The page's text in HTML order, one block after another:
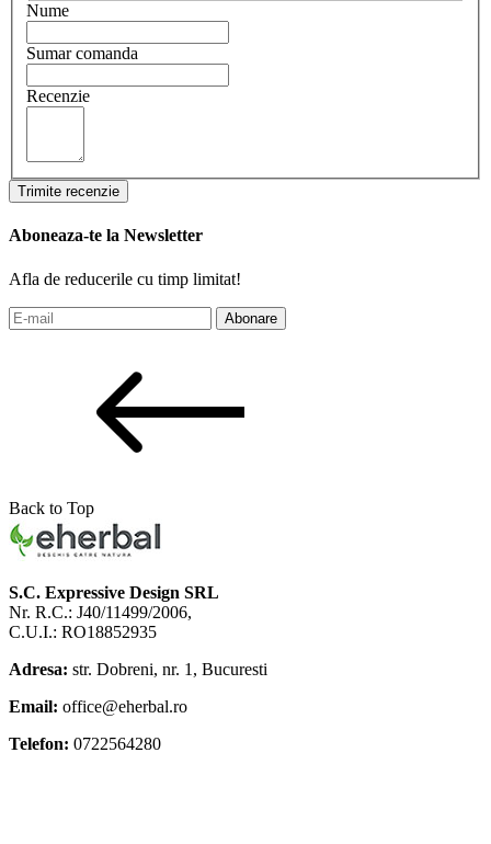
Nume
Sumar comanda
Recenzie
Trimite recenzie
Aboneaza-te la Newsletter
Afla de reducerile cu timp limitat!
Abonare
Back to Top
S.C. Expressive Design SRL
Nr. R.C.: J40/11499/2006,
C.U.I.: RO18852935
Adresa: str. Dobreni, nr. 1, Bucuresti
Email: office@eherbal.ro
Telefon: 0722564280